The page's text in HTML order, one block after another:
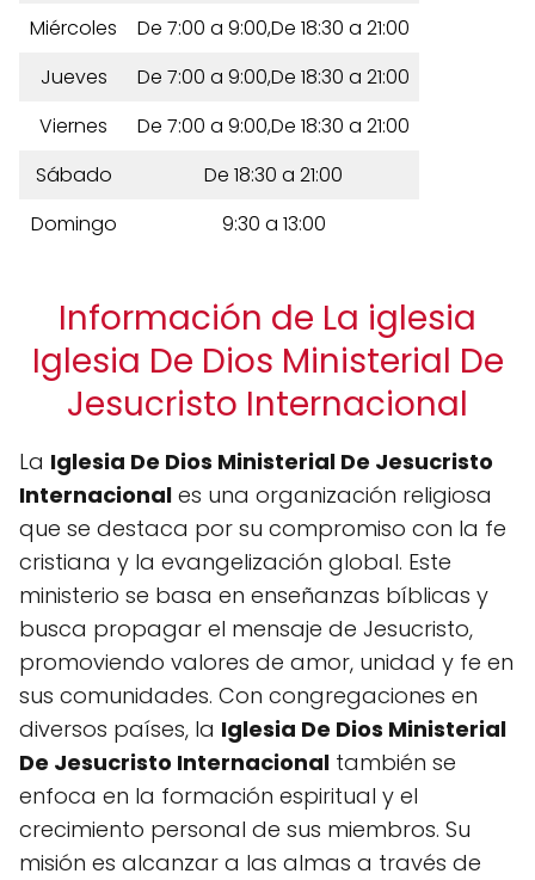
Miércoles
De 7:00 a 9:00,De 18:30 a 21:00
Jueves
De 7:00 a 9:00,De 18:30 a 21:00
Viernes
De 7:00 a 9:00,De 18:30 a 21:00
Sábado
De 18:30 a 21:00
Domingo
9:30 a 13:00
Información de La iglesia
Iglesia De Dios Ministerial De
Jesucristo Internacional
La Iglesia De Dios Ministerial De Jesucristo
Internacional es una organización religiosa
que se destaca por su compromiso con la fe
cristiana y la evangelización global. Este
ministerio se basa en enseñanzas bíblicas y
busca propagar el mensaje de Jesucristo,
promoviendo valores de amor, unidad y fe en
sus comunidades. Con congregaciones en
diversos países, la Iglesia De Dios Ministerial
De Jesucristo Internacional también se
enfoca en la formación espiritual y el
crecimiento personal de sus miembros. Su
misión es alcanzar a las almas a través de